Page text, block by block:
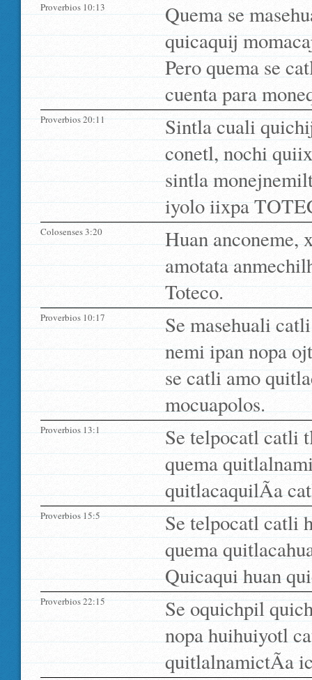
Proverbios 10:13
Quema se
quicaquij
Pero quema se
cuenta para
Proverbios 20:11
Sintla cuali
conetl, nochi
sintla
iyolo iixpa
Colosenses 3:20
Huan anconeme,
amotata
Toteco.
Proverbios 10:17
Se masehuali
nemi ipan nopa
se catli amo
mocuapolos.
Proverbios 13:1
Se telpocatl catli
quema
quitlacaquilÃ­a
Proverbios 15:5
Se telpocatl catli
quema
Quicaqui huan
Proverbios 22:15
Se oquichpil
nopa huihuiyotl
quitlalnamictÃ­a